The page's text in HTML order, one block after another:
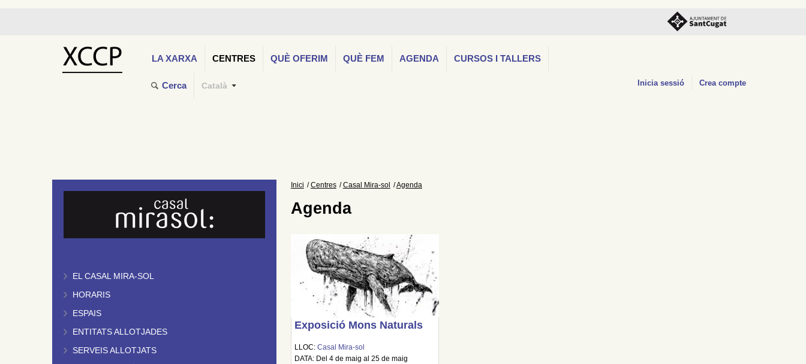
LA XARXA CENTRES QUÈ OFERIM QUÈ FEM AGENDA CURSOS I TALLERS
Cerca Català Inicia sessió Crea compte
EL CASAL MIRA-SOL
HORARIS
ESPAIS
ENTITATS ALLOTJADES
SERVEIS ALLOTJATS
Inici Centres Casal Mira-sol Agenda
Agenda
Exposició Mons Naturals
LLOC: Casal Mira-sol
DATA: Del 4 de maig al 25 de maig